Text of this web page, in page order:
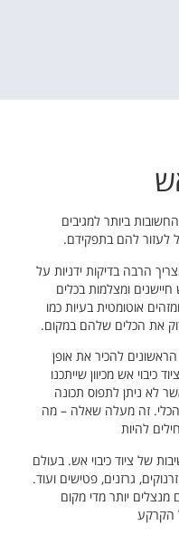
ביותר למגיבים
לעזור להם בתפקידם.
הרבה בדיקות ידניות על
ומצלמות בכלים
אוטומטית בעיות כמו
את הכלים שלהם במקום.
להכיר את אופן
אש מכיוון שייתכנו
לא ניתן לתפוס תכונה
הכלי. זה מעלה שאלה – מה
להיות
של ציוד כיבוי אש. בעולם
זרנוקים, גרזנים, פטישים ועוד.
יותר מדי מקום
הקרקע